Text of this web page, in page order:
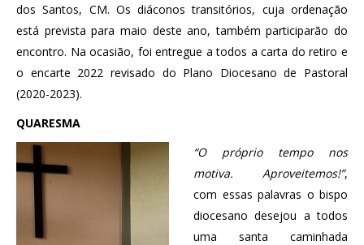
dos Santos, CM. Os diáconos transitórios, cuja ordenação
está prevista para maio deste ano, também participarão do
encontro. Na ocasião, foi entregue a todos a carta do retiro e
o encarte 2022 revisado do Plano Diocesano de Pastoral
(2020-2023).
QUARESMA
“O próprio tempo nos
motiva. Aproveitemos!”,
com essas palavras o bispo
diocesano desejou a todos
uma santa caminhada